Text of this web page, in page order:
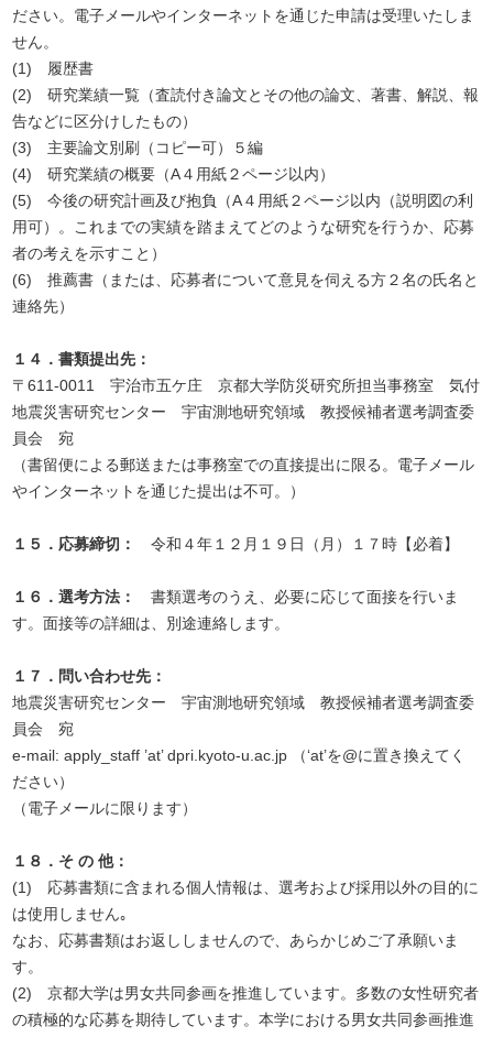
ださい。電子メールやインターネットを通じた申請は受理いたしま
せん。
(1) 履歴書
(2) 研究業績一覧（査読付き論文とその他の論文、著書、解説、報
告などに区分けしたもの）
(3) 主要論文別刷（コピー可）５編
(4) 研究業績の概要（A４用紙２ページ以内）
(5) 今後の研究計画及び抱負（A４用紙２ページ以内（説明図の利
用可）。これまでの実績を踏まえてどのような研究を行うか、応募
者の考えを示すこと）
(6) 推薦書（または、応募者について意見を伺える方２名の氏名と
連絡先）
１４．書類提出先：
〒611-0011 宇治市五ケ庄 京都大学防災研究所担当事務室 気付
地震災害研究センター 宇宙測地研究領域 教授候補者選考調査委
員会 宛
（書留便による郵送または事務室での直接提出に限る。電子メール
やインターネットを通じた提出は不可。）
１５．応募締切： 令和４年１２月１９日（月）１７時【必着】
１６．選考方法：
書類選考のうえ、必要に応じて面接を行いま
す。面接等の詳細は、別途連絡します。
１７．問い合わせ先：
地震災害研究センター 宇宙測地研究領域 教授候補者選考調査委
員会 宛
e-mail: apply_staff ’at’ dpri.kyoto-u.ac.jp （‘at’を@に置き換えてく
ださい）
（電子メールに限ります）
１８．そ の 他：
(1) 応募書類に含まれる個人情報は、選考および採用以外の目的に
は使用しません｡
なお、応募書類はお返ししませんので、あらかじめご了承願いま
す。
(2) 京都大学は男女共同参画を推進しています。多数の女性研究者
の積極的な応募を期待しています。本学における男女共同参画推進